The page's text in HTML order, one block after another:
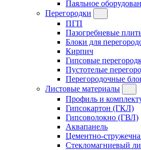
Паяльное
Перегородки
ПГП
Пазогребневые
Блоки для
Кирпич
Гипсовые
Пустотелые
Перегородочные
Листовые материалы
Профиль и
Гипсокартон (ГКЛ)
Гипсоволокно (ГВЛ)
Аквапанель
Цементно-
Стекломагниевый